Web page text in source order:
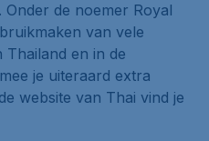
Onder de noemer Royal
van vele
Thailand en in de
je uiteraard extra
website van Thai vind je